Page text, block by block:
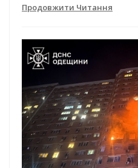
Продовжити Читання